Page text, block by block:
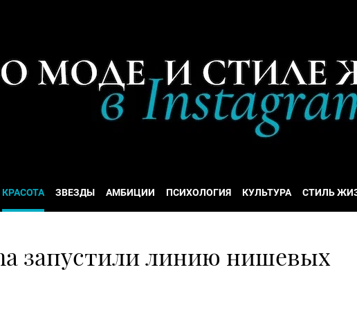
КРАСОТА ЗВЕЗДЫ АМБИЦИИ ПСИХОЛОГИЯ КУЛЬТУРА СТИЛЬ
запустили линию нишевых